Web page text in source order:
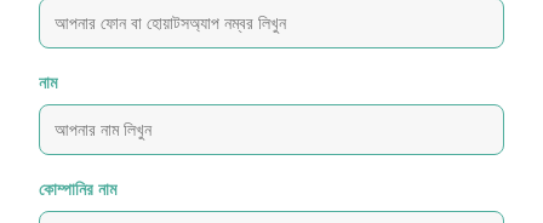
নাম
কোম্পানির নাম